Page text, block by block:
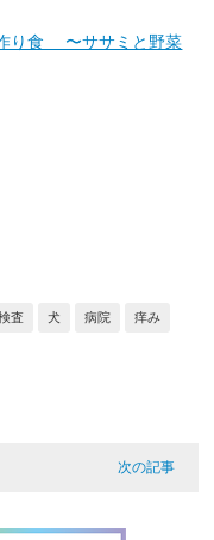
り食 〜ササミと野菜
査 犬 病院 痒み
次の記事